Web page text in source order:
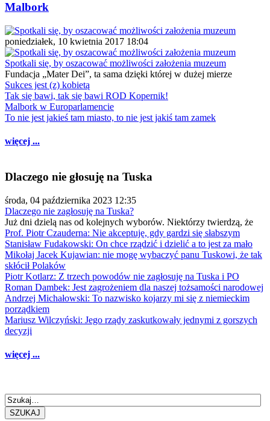
Malbork
poniedziałek, 10 kwietnia 2017 18:04
Spotkali się, by oszacować możliwości założenia muzeum
Fundacja „Mater Dei”, ta sama dzięki której w dużej mierze
Sukces jest (z) kobietą
Tak się bawi, tak się bawi ROD Kopernik!
Malbork w Europarlamencie
To nie jest jakieś tam miasto, to nie jest jakiś tam zamek
więcej ...
Dlaczego nie głosuję na Tuska
środa, 04 października 2023 12:35
Dlaczego nie zagłosuję na Tuska?
Już dni dzielą nas od kolejnych wyborów. Niektórzy twierdzą, że
Prof. Piotr Czauderna: Nie akceptuję, gdy gardzi się słabszym
Stanisław Fudakowski: On chce rządzić i dzielić a to jest za mało
Mikołaj Jacek Kujawian: nie mogę wybaczyć panu Tuskowi, że tak
skłócił Polaków
Piotr Kotlarz: Z trzech powodów nie zagłosuję na Tuska i PO
Roman Dambek: Jest zagrożeniem dla naszej tożsamości narodowej
Andrzej Michałowski: To nazwisko kojarzy mi się z niemieckim
porządkiem
Mariusz Wilczyński: Jego rządy zaskutkowały jednymi z gorszych
decyzji
więcej ...
SZUKAJ